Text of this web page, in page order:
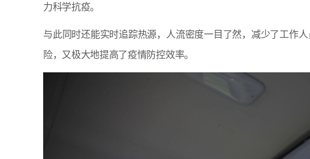
力科学抗疫。
与此同时还能实时追踪热源，人流密度一目了然，减少了工作
险，又极大地提高了疫情防控效率。